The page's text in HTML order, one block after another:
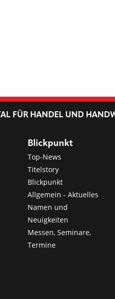
FÜR HANDEL UND
Blickpunkt
Top-News
Titelstory
Blickpunkt
Allgemein - Aktuelles
Namen und
Neuigkeiten
Messen, Seminare,
Termine